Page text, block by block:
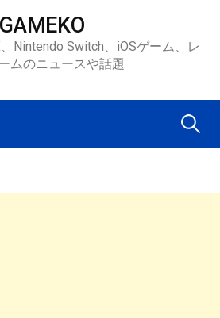
GAMEKO
Nintendo Switch、iOSゲーム、レ
ムのニュースや話題
検